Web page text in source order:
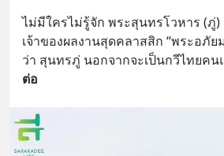
ไม่มีใครไม่รู้จัก พระสุนทรโวหาร (ภู่
เจ้าของผลงานสุดคลาสสิก “พระอภั
ว่า สุนทรภู่ นอกจากจะเป็นกวีไทยคน
ต่อ